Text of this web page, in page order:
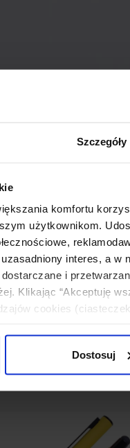
Szczegóły
komfortu
użytkownikom.
interes, a
i
Klikając “Akceptuję
cookies
Dostosuj